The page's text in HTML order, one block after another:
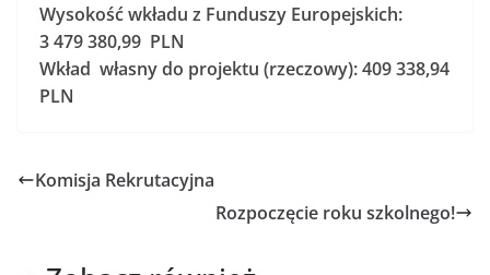
Wysokość wkładu z Funduszy Europejskich:
3 479 380,99 PLN
Wkład własny do projektu (rzeczowy): 409 338,94
PLN
Komisja Rekrutacyjna
Rozpoczęcie roku szkolnego!